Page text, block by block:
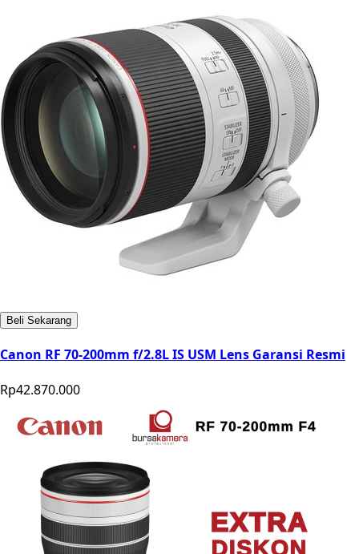
Beli Sekarang
Canon RF 70-200mm f/2.8L IS USM Lens Garansi Resmi
Rp42.870.000